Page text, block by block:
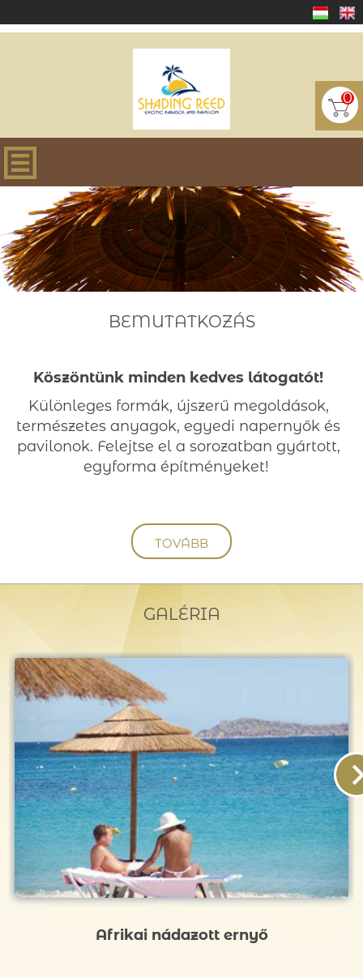
0
BEMUTATKOZÁS
Köszöntünk minden kedves látogatót!
Különleges formák, újszerű megoldások,
természetes anyagok, egyedi napernyők és
pavilonok. Felejtse el a sorozatban gyártott,
egyforma építményeket!
TOVÁBB
GALÉRIA
Afrikai nádazott ernyő